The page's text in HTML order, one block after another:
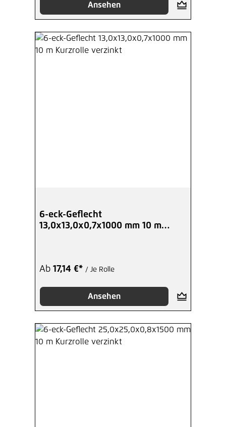
Ansehen
6-eck-Geflecht
13,0x13,0x0,7x1000 mm 10 m
Ab 17,14 €* / Je Rolle
Ansehen